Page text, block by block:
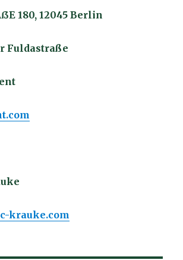
180, 12045 Berlin
Fuldastraße
krauke.com